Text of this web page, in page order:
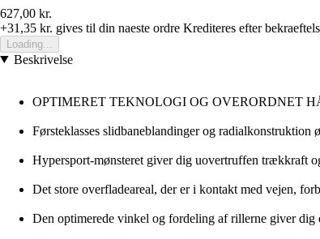
627,00 kr.
+31,35 kr. gives til din naeste ordre Krediteres efter
Loading...
Beskrivelse
OPTIMERET TEKNOLOGI OG OVERORDNET
Førsteklasses slidbaneblandinger og radialkonstruktion
Hypersport-mønsteret giver dig uovertruffen trækkraft
Det store overfladeareal, der er i kontakt med vejen,
Den optimerede vinkel og fordeling af rillerne giver dig